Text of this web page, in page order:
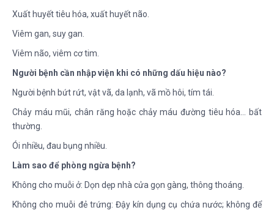
Xuất huyết tiêu hóa, xuất huyết não.
Viêm gan, suy gan.
Viêm não, viêm cơ tim.
Người bệnh cần nhập viện khi có những dấu hiệu nào?
Người bệnh bứt rứt, vật vã, da lạnh, vã mồ hôi, tím tái.
Chảy máu mũi, chân răng hoặc chảy máu đường tiêu hóa… bất
thường.
Ói nhiều, đau bụng nhiều.
Làm sao để phòng ngừa bệnh?
Không cho muỗi ở: Dọn dẹp nhà cửa gọn gàng, thông thoáng.
Không cho muỗi đẻ trứng: Đậy kín dụng cụ chứa nước; không để